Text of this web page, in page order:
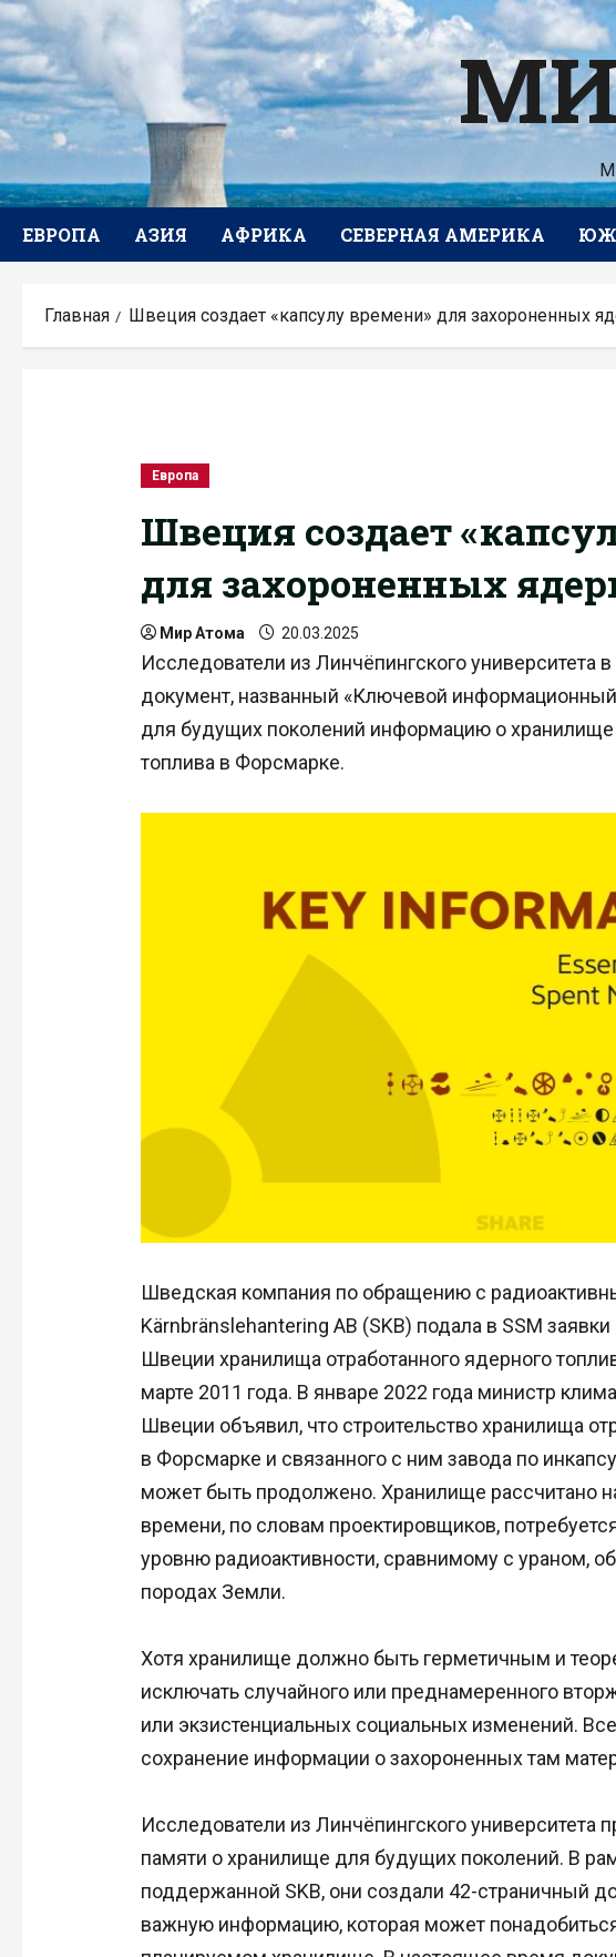
Перейти
к
содержимому
ЕВРОПА АЗИЯ АФРИКА СЕВЕРНАЯ АМЕРИКА
Главная Швеция создает «капсулу времени» для захороненных
Европа
Швеция создает
для захороненных
Мир Атома 20.03.2025
Исследователи из Линчёпингского университета
документ, названный «Ключевой
для будущих поколений информацию о хранилище
топлива в Форсмарке.
Шведская компания по обращению с
Kärnbränslehantering AB (SKB) подала в SSM
Швеции хранилища отработанного ядерного
марте 2011 года. В январе 2022 года министр
Швеции объявил, что строительство хранилища
в Форсмарке и связанного с ним завода по
может быть продолжено. Хранилище рассчитано
времени, по словам проектировщиков,
уровню радиоактивности, сравнимому с ураном,
породах Земли.
Хотя хранилище должно быть герметичным и
исключать случайного или преднамеренного
или экзистенциальных социальных изменений.
сохранение информации о захороненных там
Исследователи из Линчёпингского университета
памяти о хранилище для будущих поколений. В
поддержанной SKB, они создали 42-страничный
важную информацию, которая может